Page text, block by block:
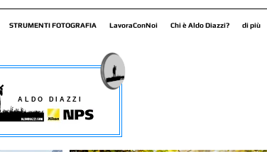
STRUMENTI FOTOGRAFIA LavoraConNoi Chi è Aldo Diazzi? di più
ALDO DIAZZI